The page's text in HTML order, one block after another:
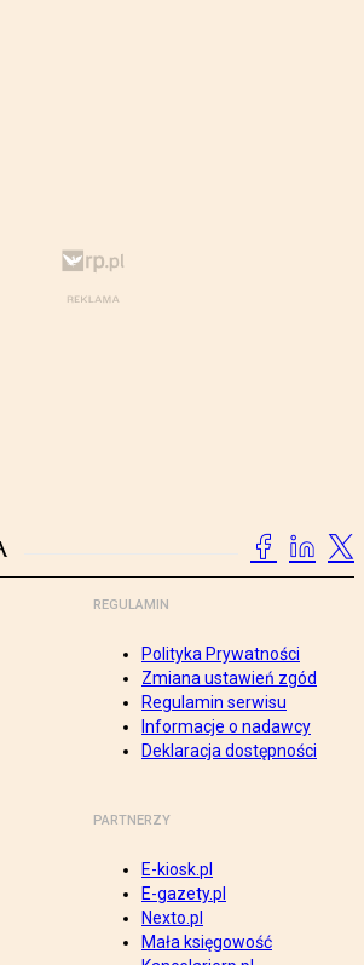
REGULAMIN
Polityka Prywatności
Zmiana ustawień zgód
Regulamin serwisu
Informacje o nadawcy
Deklaracja dostępności
PARTNERZY
E-kiosk.pl
E-gazety.pl
Nexto.pl
Mała księgowość